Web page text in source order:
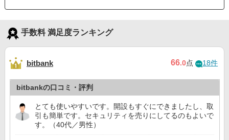
手数料 満足度ランキング
bitbank 66.0点 18件
bitbankの口コミ・評判
とても使いやすいです。開設もすぐにできましたし、取
引も簡単です。セキュリティを売りにしてるのもよいで
す。（40代／男性）